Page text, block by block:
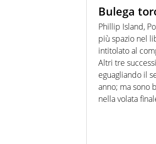
Bulega
Phillip Island,
più spazio nel
intitolato al
Altri tre
eguagliando il
anno; ma sono
nella volata